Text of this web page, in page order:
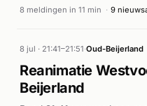
direct gealarmeerd en
ernstig gewonden vielen.
meerdere eenheden ter
behandelen en af te voeren.
8 meldingen in 11 min · 9
8 jul · 21:41–21:51·Oud-Beijerland
Reanimatie
Beijerland